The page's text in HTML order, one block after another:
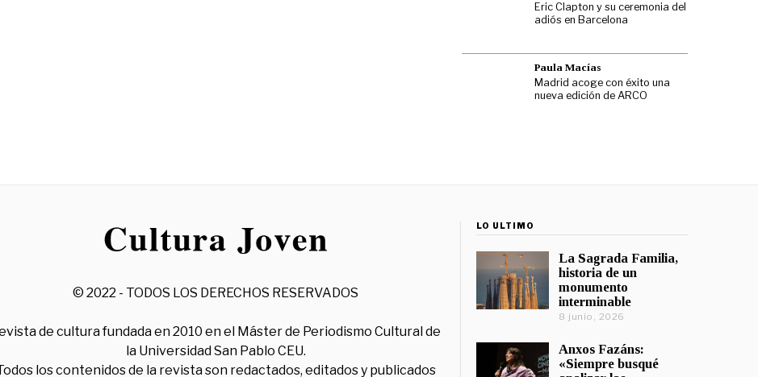
Eric Clapton y su ceremonia del
adiós en Barcelona
Paula Macías
Madrid acoge con éxito una
nueva edición de ARCO
© 2022 - TODOS LOS DERECHOS RESERVADOS
de cultura fundada en 2010 en el Máster de Periodismo Cultural de
la Universidad San Pablo CEU.
los contenidos de la revista son redactados, editados y publicados
LO ÚLTIMO
La Sagrada Familia,
historia de un
monumento
interminable
8 junio, 2026
Anxos Fazáns:
«Siempre busqué